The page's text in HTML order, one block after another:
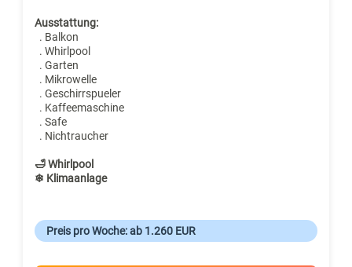
Ausstattung:
. Balkon
. Whirlpool
. Garten
. Mikrowelle
. Geschirrspueler
. Kaffeemaschine
. Safe
. Nichtraucher
🛁 Whirlpool
❄ Klimaanlage
Preis pro Woche: ab 1.260 EUR